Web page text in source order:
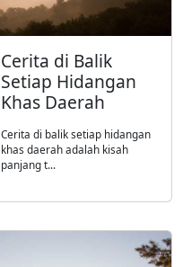
Cerita di Balik
Setiap Hidangan
Khas Daerah
Cerita di balik setiap hidangan
khas daerah adalah kisah
panjang t...